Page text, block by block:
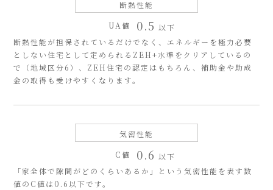
断熱性能
UA値
0.5 以下
断熱性能が担保されているだけでなく、エネルギーを極力必要
としない住宅として定められるZEH+水準をクリアしているの
で（地域区分6）、ZEH住宅の認定はもちろん、補助金や助成
金の取得も受けやすくなります。
気密性能
C値
0.6 以下
「家全体で隙間がどのくらいあるか」という気密性能を表す数
値のC値は0.6以下です。